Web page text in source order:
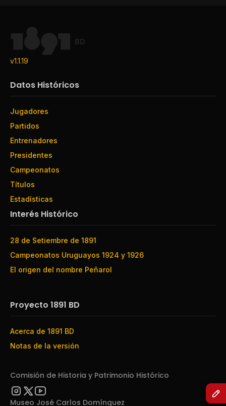
BD
v1.1.19
Datos Históricos
Jugadores
Partidos
Entrenadores
Presidentes
Campeonatos
Títulos
Estadísticas
Interés Histórico
28 de Setiembre de 1891
Campeonatos Uruguayos 1924 y 1926
El origen del nombre Peñarol
Proyecto 1891 BD
Acerca de 1891 BD
Notas de la versión
Comisión de Historia y Patrimonio Histórico
Museo José Carlos Domínguez